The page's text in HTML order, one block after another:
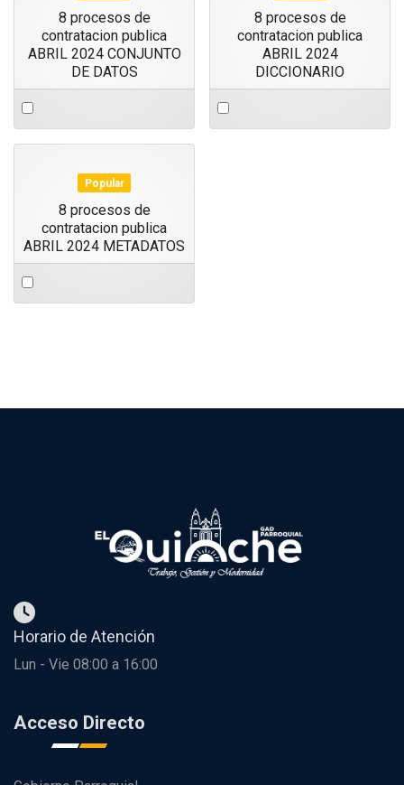
8 procesos de
contratacion publica
ABRIL 2024 CONJUNTO
DE DATOS
Select
an
item
8 procesos de
contratacion publica
ABRIL 2024
DICCIONARIO
Select
an
Popular
8 procesos de
contratacion publica
ABRIL 2024 METADATOS
Select
an
Horario de Atención
Lun - Vie 08:00 a 16:00
Acceso Directo